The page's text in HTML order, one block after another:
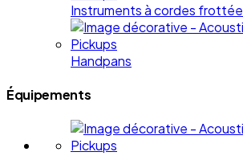
Instruments à cordes
Handpans
Équipements